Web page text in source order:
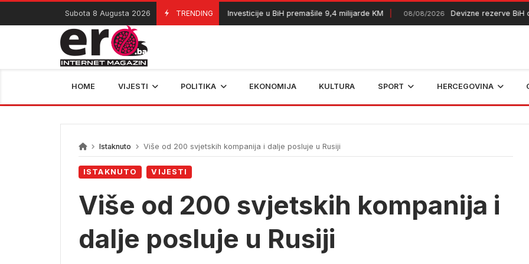
Skip
content
Subota 8 Augusta 2026 TRENDING
08/08/2026 Investicije u BiH premašile 9,4 milijarde KM 08/08/2026 Devizne rezerve BiH
HOME VIJESTI POLITIKA EKONOMIJA KULTURA SPORT HERCEGOVINA
Istaknuto Više od 200 svjetskih kompanija i dalje posluje u Rusiji
ISTAKNUTO VIJESTI
Više od 200 svjetskih kompanija i
dalje posluje u Rusiji